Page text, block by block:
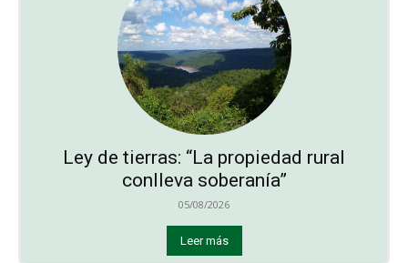
Ley de tierras: “La propiedad rural
conlleva soberanía”
05/08/2026
Leer más